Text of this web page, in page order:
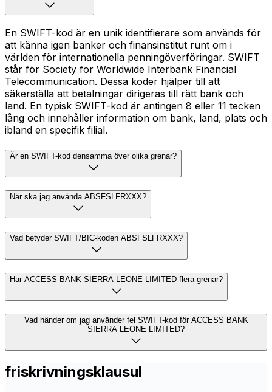
En SWIFT-kod är en unik identifierare som används för
att känna igen banker och finansinstitut runt om i
världen för internationella penningöverföringar. SWIFT
står för Society for Worldwide Interbank Financial
Telecommunication. Dessa koder hjälper till att
säkerställa att betalningar dirigeras till rätt bank och
land. En typisk SWIFT-kod är antingen 8 eller 11 tecken
lång och innehåller information om bank, land, plats och
ibland en specifik filial.
Är en SWIFT-kod densamma över olika grenar?
När ska jag använda ABSFSLFRXXX?
Vad betyder SWIFT/BIC-koden ABSFSLFRXXX?
Har ACCESS BANK SIERRA LEONE LIMITED flera grenar?
Vad händer om jag använder fel SWIFT-kod för ACCESS BANK
SIERRA LEONE LIMITED?
friskrivningsklausul